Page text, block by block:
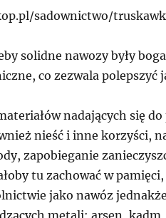
sadownictwo/
solidne nawozy były
co zezwala polepszyć
nadających się
nieść i inne korzyści,
zapobieganie
tu zachować w
jako nawóz